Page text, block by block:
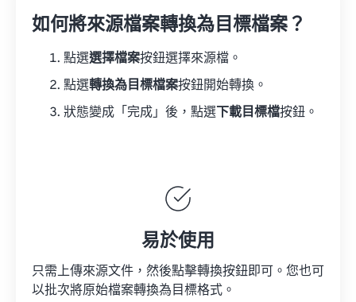
如何將來源檔案轉換為目標檔案？
點選選擇檔案按鈕選擇來源檔。
點選轉換為目標檔案按鈕開始轉換。
狀態變成「完成」後，點選 下載目標檔按鈕。
易於使用
只需上傳來源文件，然後點擊轉換按鈕即可。您也可
以批次將原始檔案轉換為目標格式。